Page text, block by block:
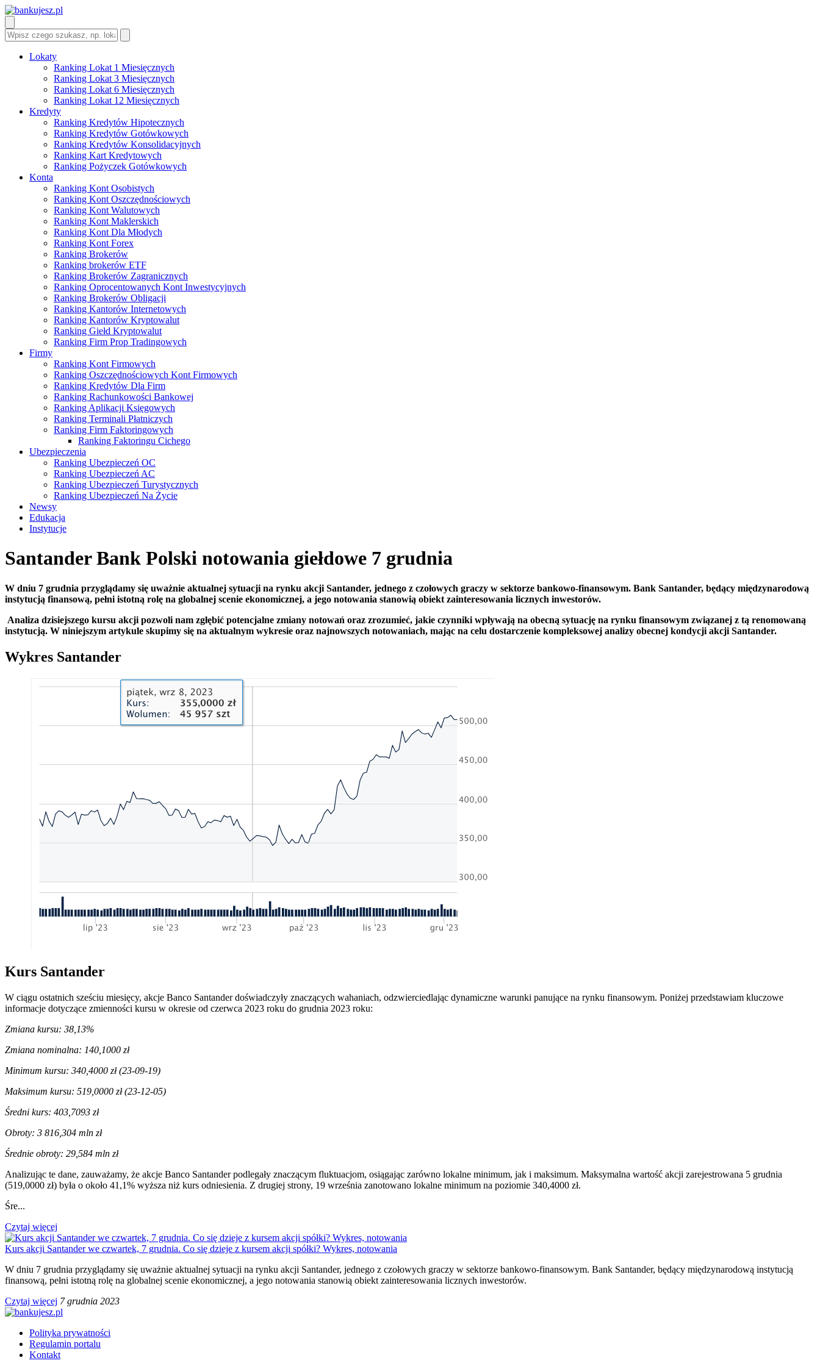
Lokaty
Ranking Lokat 1 Miesięcznych
Ranking Lokat 3 Miesięcznych
Ranking Lokat 6 Miesięcznych
Ranking Lokat 12 Miesięcznych
Kredyty
Ranking Kredytów Hipotecznych
Ranking Kredytów Gotówkowych
Ranking Kredytów Konsolidacyjnych
Ranking Kart Kredytowych
Ranking Pożyczek Gotówkowych
Konta
Ranking Kont Osobistych
Ranking Kont Oszczędnościowych
Ranking Kont Walutowych
Ranking Kont Maklerskich
Ranking Kont Dla Młodych
Ranking Kont Forex
Ranking Brokerów
Ranking brokerów ETF
Ranking Brokerów Zagranicznych
Ranking Oprocentowanych Kont Inwestycyjnych
Ranking Brokerów Obligacji
Ranking Kantorów Internetowych
Ranking Kantorów Kryptowalut
Ranking Giełd Kryptowalut
Ranking Firm Prop Tradingowych
Firmy
Ranking Kont Firmowych
Ranking Oszczędnościowych Kont Firmowych
Ranking Kredytów Dla Firm
Ranking Rachunkowości Bankowej
Ranking Aplikacji Księgowych
Ranking Terminali Płatniczych
Ranking Firm Faktoringowych
Ranking Faktoringu Cichego
Ubezpieczenia
Ranking Ubezpieczeń OC
Ranking Ubezpieczeń AC
Ranking Ubezpieczeń Turystycznych
Ranking Ubezpieczeń Na Życie
Newsy
Edukacja
Instytucje
Santander Bank Polski notowania giełdowe 7 grudnia
W dniu 7 grudnia przyglądamy się uważnie aktualnej sytuacji na rynku akcji Santander, jednego z czołowych graczy w sektorze bankowo-finansowym. Bank Santander, będący międzynarodową
instytucją finansową, pełni istotną rolę na globalnej scenie ekonomicznej, a jego notowania stanowią obiekt zainteresowania licznych inwestorów.
Analiza dzisiejszego kursu akcji pozwoli nam zgłębić potencjalne zmiany notowań oraz zrozumieć, jakie czynniki wpływają na obecną sytuację na rynku finansowym związanej z tą renomowaną
instytucją. W niniejszym artykule skupimy się na aktualnym wykresie oraz najnowszych notowaniach, mając na celu dostarczenie kompleksowej analizy obecnej kondycji akcji Santander.
Wykres Santander
Kurs Santander
W ciągu ostatnich sześciu miesięcy, akcje Banco Santander doświadczyły znaczących wahaniach, odzwierciedlając dynamiczne warunki panujące na rynku finansowym. Poniżej przedstawiam kluczowe
informacje dotyczące zmienności kursu w okresie od czerwca 2023 roku do grudnia 2023 roku:
Zmiana kursu: 38,13%
Zmiana nominalna: 140,1000 zł
Minimum kursu: 340,4000 zł (23-09-19)
Maksimum kursu: 519,0000 zł (23-12-05)
Średni kurs: 403,7093 zł
Obroty: 3 816,304 mln zł
Średnie obroty: 29,584 mln zł
Analizując te dane, zauważamy, że akcje Banco Santander podlegały znaczącym fluktuacjom, osiągając zarówno lokalne minimum, jak i maksimum. Maksymalna wartość akcji zarejestrowana 5 grudnia
(519,0000 zł) była o około 41,1% wyższa niż kurs odniesienia. Z drugiej strony, 19 września zanotowano lokalne minimum na poziomie 340,4000 zł.
Śre...
Czytaj więcej
Kurs akcji Santander we czwartek, 7 grudnia. Co się dzieje z kursem akcji spółki? Wykres, notowania
W dniu 7 grudnia przyglądamy się uważnie aktualnej sytuacji na rynku akcji Santander, jednego z czołowych graczy w sektorze bankowo-finansowym. Bank Santander, będący międzynarodową instytucją
finansową, pełni istotną rolę na globalnej scenie ekonomicznej, a jego notowania stanowią obiekt zainteresowania licznych inwestorów.
Czytaj więcej 7 grudnia 2023
Polityka prywatności
Regulamin portalu
Kontakt